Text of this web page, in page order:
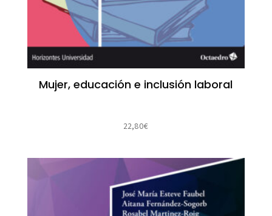
Mujer, educación e inclusión laboral
22,80€